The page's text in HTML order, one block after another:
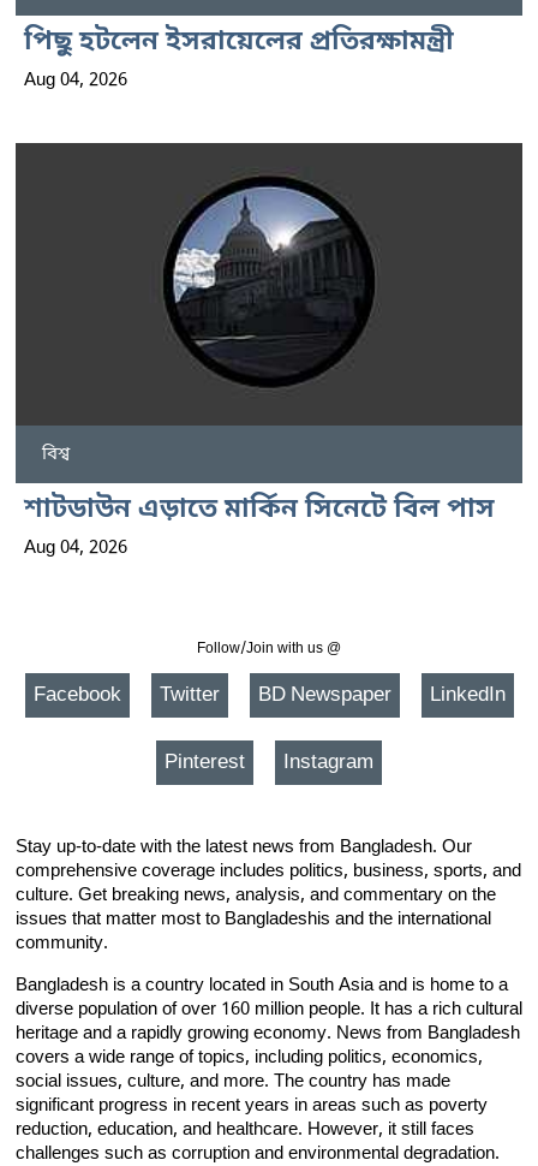
পিছু হটলেন ইসরায়েলের প্রতিরক্ষামন্ত্রী
Aug 04, 2026
বিশ্ব
শাটডাউন এড়াতে মার্কিন সিনেটে বিল পাস
Aug 04, 2026
Follow/Join with us @
Facebook Twitter BD Newspaper LinkedIn
Pinterest Instagram
Stay up-to-date with the latest news from Bangladesh. Our
comprehensive coverage includes politics, business, sports, and
culture. Get breaking news, analysis, and commentary on the
issues that matter most to Bangladeshis and the international
community.
Bangladesh is a country located in South Asia and is home to a
diverse population of over 160 million people. It has a rich cultural
heritage and a rapidly growing economy. News from Bangladesh
covers a wide range of topics, including politics, economics,
social issues, culture, and more. The country has made
significant progress in recent years in areas such as poverty
reduction, education, and healthcare. However, it still faces
challenges such as corruption and environmental degradation.